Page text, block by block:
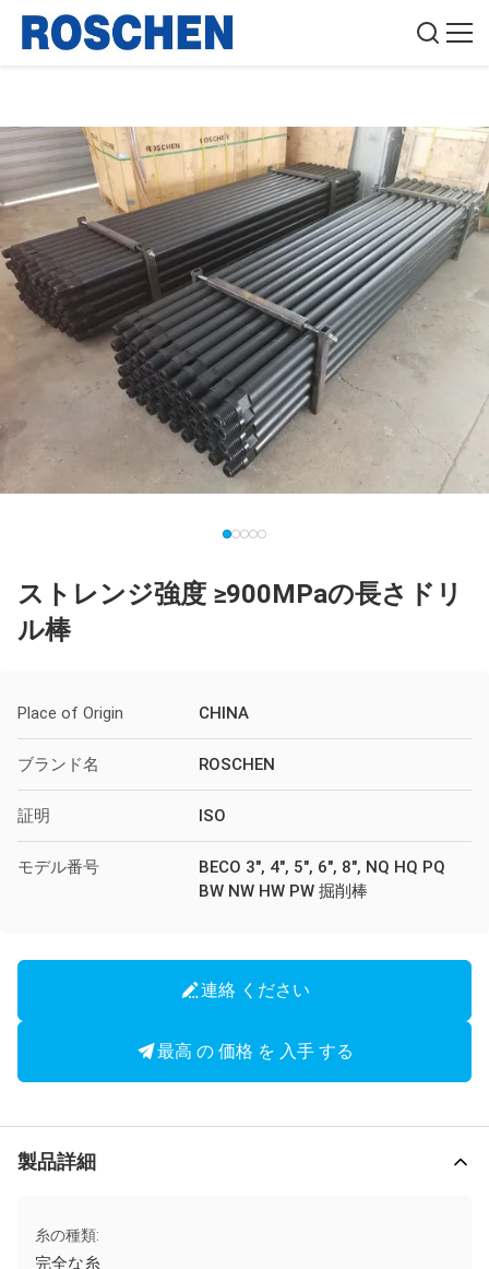
ストレンジ強度 ≥900MPaの長さドリ
ル棒
Place of Origin CHINA
ブランド名 ROSCHEN
証明 ISO
モデル番号
BECO 3", 4", 5", 6", 8", NQ HQ PQ
BW NW HW PW 掘削棒
連絡 ください
最高 の 価格 を 入手 する
製品詳細
糸の種類:
完全な糸